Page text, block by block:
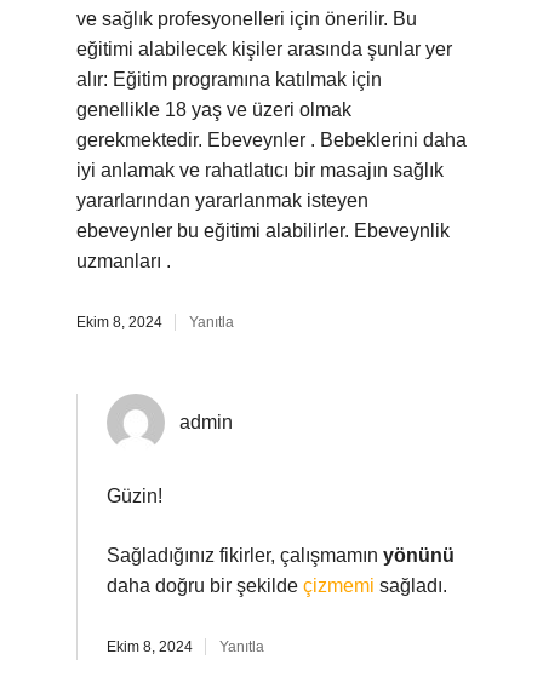
ve sağlık profesyonelleri için önerilir. Bu
eğitimi alabilecek kişiler arasında şunlar yer
alır: Eğitim programına katılmak için
genellikle 18 yaş ve üzeri olmak
gerekmektedir. Ebeveynler . Bebeklerini daha
iyi anlamak ve rahatlatıcı bir masajın sağlık
yararlarından yararlanmak isteyen
ebeveynler bu eğitimi alabilirler. Ebeveynlik
uzmanları .
Ekim 8, 2024 Yanıtla
admin
Güzin!
Sağladığınız fikirler, çalışmamın yönünü
daha doğru bir şekilde çizmemi sağladı.
Ekim 8, 2024 Yanıtla